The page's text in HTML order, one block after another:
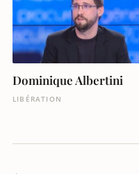
Dominique Albertini
LIBÉRATION